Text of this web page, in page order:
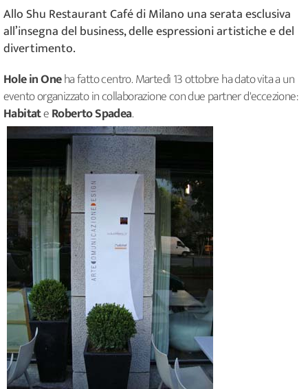
Allo Shu Restaurant Café di Milano una serata esclusiva
all’insegna del business, delle espressioni artistiche e del
divertimento.
Hole in Oneha fatto centro. Martedì 13 ottobre ha dato vita a un
evento organizzato in collaborazione con due partner d'eccezione:
HabitateRoberto Spadea.